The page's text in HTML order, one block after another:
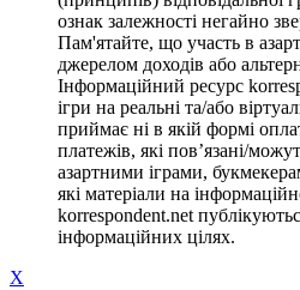
ознак залежності негайно
Пам'ятайте, що участь в
джерелом доходів або
Інформаційний ресурс
ігри на реальні та/або
приймає ні в якій формі
платежів, які пов’язані/
азартними іграми,
які матеріали на
korrespondent.net
інформаційних цілях.
X